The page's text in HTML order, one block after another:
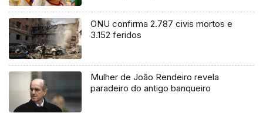
ONU confirma 2.787 civis mortos e
3.152 feridos
Mulher de João Rendeiro revela
paradeiro do antigo banqueiro